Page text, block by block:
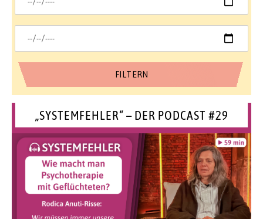
„SYSTEMFEHLER“ – DER PODCAST #29